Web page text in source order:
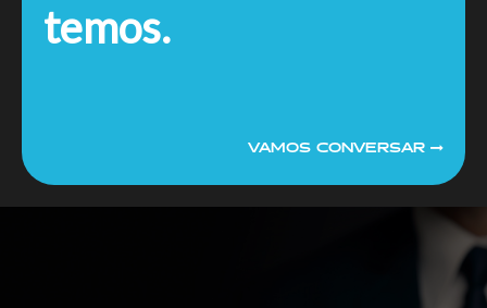
temos.
VAMOS CONVERSAR